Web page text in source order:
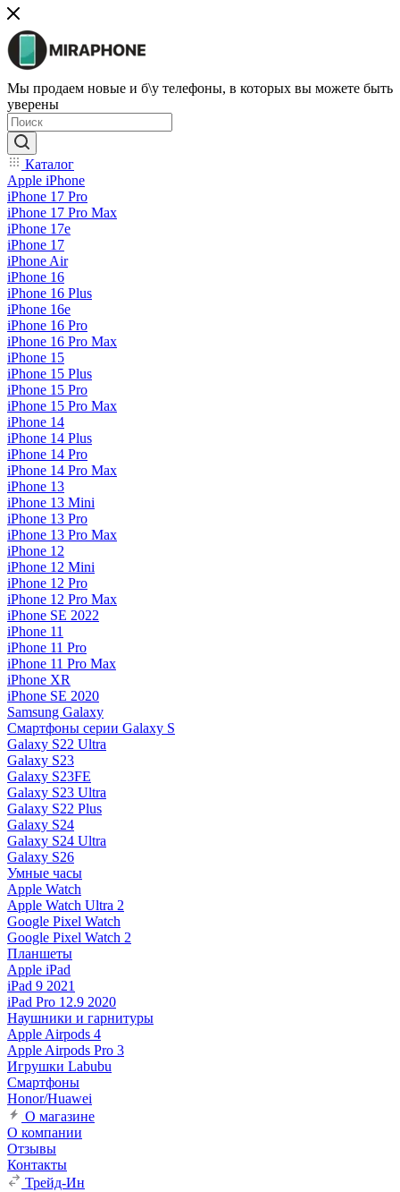
Мы продаем новые и б\у телефоны, в которых вы можете быть
уверены
Каталог
Apple iPhone
iPhone 17 Pro
iPhone 17 Pro Max
iPhone 17e
iPhone 17
iPhone Air
iPhone 16
iPhone 16 Plus
iPhone 16e
iPhone 16 Pro
iPhone 16 Pro Max
iPhone 15
iPhone 15 Plus
iPhone 15 Pro
iPhone 15 Pro Max
iPhone 14
iPhone 14 Plus
iPhone 14 Pro
iPhone 14 Pro Max
iPhone 13
iPhone 13 Mini
iPhone 13 Pro
iPhone 13 Pro Max
iPhone 12
iPhone 12 Mini
iPhone 12 Pro
iPhone 12 Pro Max
iPhone SE 2022
iPhone 11
iPhone 11 Pro
iPhone 11 Pro Max
iPhone XR
iPhone SE 2020
Samsung Galaxy
Смартфоны серии Galaxy S
Galaxy S22 Ultra
Galaxy S23
Galaxy S23FE
Galaxy S23 Ultra
Galaxy S22 Plus
Galaxy S24
Galaxy S24 Ultra
Galaxy S26
Умные часы
Apple Watch
Apple Watch Ultra 2
Google Pixel Watch
Google Pixel Watch 2
Планшеты
Apple iPad
iPad 9 2021
iPad Pro 12.9 2020
Наушники и гарнитуры
Apple Airpods 4
Apple Airpods Pro 3
Игрушки Labubu
Смартфоны
Honor/Huawei
О магазине
О компании
Отзывы
Контакты
Трейд-Ин